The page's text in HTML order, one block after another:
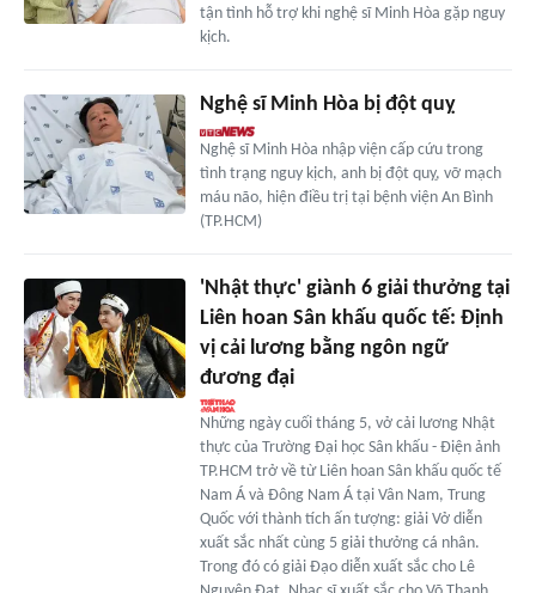
tận tình hỗ trợ khi nghệ sĩ Minh Hòa gặp nguy
kịch.
Nghệ sĩ Minh Hòa bị đột quỵ
Nghệ sĩ Minh Hòa nhập viện cấp cứu trong
tình trạng nguy kịch, anh bị đột quỵ, vỡ mạch
máu não, hiện điều trị tại bệnh viện An Bình
(TP.HCM)
'Nhật thực' giành 6 giải thưởng tại
Liên hoan Sân khấu quốc tế: Định
vị cải lương bằng ngôn ngữ
đương đại
Những ngày cuối tháng 5, vở cải lương Nhật
thực của Trường Đại học Sân khấu - Điện ảnh
TP.HCM trở về từ Liên hoan Sân khấu quốc tế
Nam Á và Đông Nam Á tại Vân Nam, Trung
Quốc với thành tích ấn tượng: giải Vở diễn
xuất sắc nhất cùng 5 giải thưởng cá nhân.
Trong đó có giải Đạo diễn xuất sắc cho Lê